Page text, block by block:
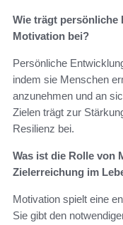
Wie trägt persönliche
Motivation bei?
Persönliche
indem sie Menschen
anzunehmen und an
Zielen trägt zur
Resilienz bei.
Was ist die Rolle von
Zielerreichung im
Motivation spielt eine
Sie gibt den